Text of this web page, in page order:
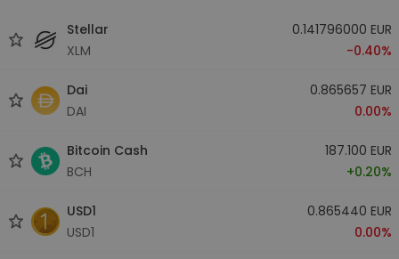
Stellar
XLM
0.141796000 EUR
-0.40%
Dai
DAI
0.865657 EUR
0.00%
Bitcoin Cash
BCH
187.100 EUR
+0.20%
USD1
USD1
0.865440 EUR
0.00%